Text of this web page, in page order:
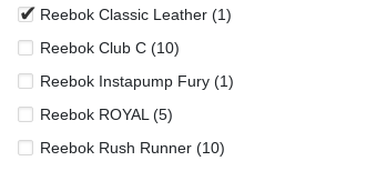
Reebok Classic Leather (1)
Reebok Club C (10)
Reebok Instapump Fury (1)
Reebok ROYAL (5)
Reebok Rush Runner (10)